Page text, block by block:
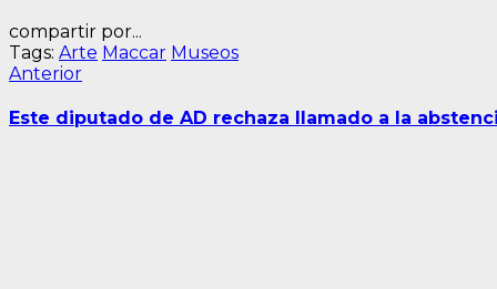
compartir por...
Tags: Arte Maccar Museos
Navegación
de
AnteriorEntrada
Este diputado de AD rechaza llamado a la